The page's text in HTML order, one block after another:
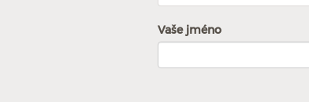
Vaše jméno